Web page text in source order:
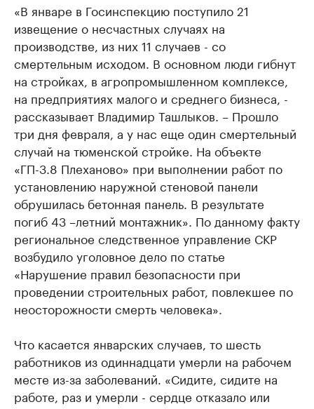
«В январе в Госинспекцию поступило 21
извещение о несчастных случаях на
производстве, из них 11 случаев - со
смертельным исходом. В основном люди гибнут
на стройках, в агропромышленном комплексе,
на предприятиях малого и среднего бизнеса, -
рассказывает Владимир Ташлыков. – Прошло
три дня февраля, а у нас еще один смертельный
случай на тюменской стройке. На объекте
«ГП-3.8 Плеханово» при выполнении работ по
установлению наружной стеновой панели
обрушилась бетонная панель. В результате
погиб 43 –летний монтажник». По данному факту
региональное следственное управление СКР
возбудило уголовное дело по статье
«Нарушение правил безопасности при
проведении строительных работ, повлекшее по
неосторожности смерть человека».
Что касается январских случаев, то шесть
работников из одиннадцати умерли на рабочем
месте из-за заболеваний. «Сидите, сидите на
работе, раз и умерли - сердце отказало или